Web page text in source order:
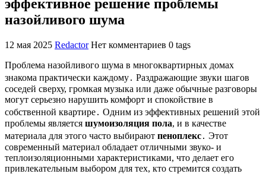
эффективное решение проблемы
назойливого шума
12 мая 2025 Redactor Нет комментариев 0 tags
Проблема назойливого шума в многоквартирных домах
знакома практически каждому․ Раздражающие звуки шагов
соседей сверху, громкая музыка или даже обычные разговоры
могут серьезно нарушить комфорт и спокойствие в
собственной квартире․ Одним из эффективных решений этой
проблемы является шумоизоляция пола, и в качестве
материала для этого часто выбирают пеноплекс․ Этот
современный материал обладает отличными звуко- и
теплоизоляционными характеристиками, что делает его
привлекательным выбором для тех, кто стремится создать